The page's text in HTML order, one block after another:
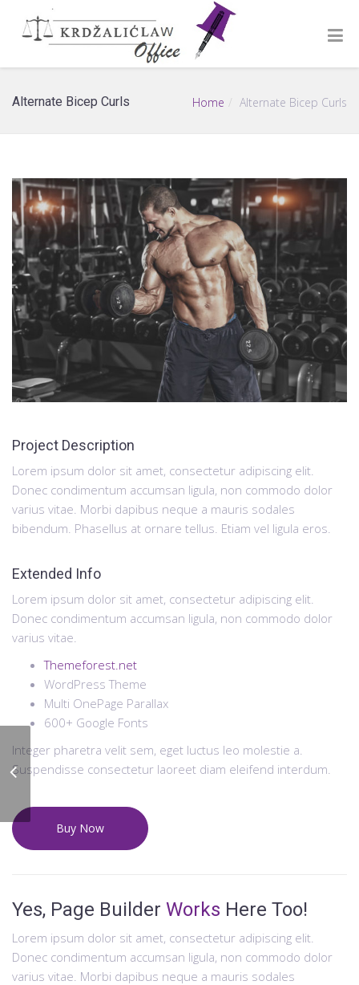
Alternate Bicep Curls Home Alternate Bicep Curls
Project Description
Lorem ipsum dolor sit amet, consectetur adipiscing elit.
Donec condimentum accumsan ligula, non commodo dolor
varius vitae. Morbi dapibus neque a mauris sodales
bibendum. Phasellus at ornare tellus. Etiam vel ligula eros.
Extended Info
Lorem ipsum dolor sit amet, consectetur adipiscing elit.
Donec condimentum accumsan ligula, non commodo dolor
varius vitae.
Themeforest.net
WordPress Theme
Multi OnePage Parallax
600+ Google Fonts
Integer pharetra velit sem, eget luctus leo molestie a.
Suspendisse consectetur laoreet diam eleifend interdum.
Buy Now
Yes, Page Builder Works Here Too!
Lorem ipsum dolor sit amet, consectetur adipiscing elit.
Donec condimentum accumsan ligula, non commodo dolor
varius vitae. Morbi dapibus neque a mauris sodales
Ab Blaster Routine